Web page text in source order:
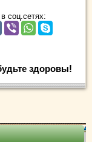
соц.сетях:
здоровы!